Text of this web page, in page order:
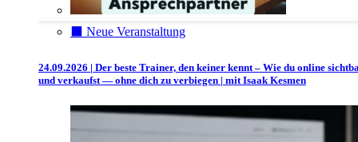
⬛️ Neue Veranstaltung
24.09.2026 | Der beste Trainer, den keiner kennt – Wie du online
und verkaufst — ohne dich zu verbiegen | mit Isaak Kesmen